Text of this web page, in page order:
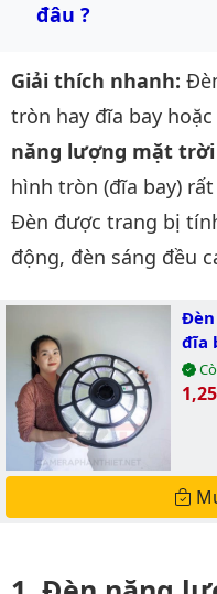
đâu ?
Giải thích nhanh:
tròn hay đĩa bay
năng lượng mặt trời
hình tròn (đĩa bay)
Đèn được trang bị
động, đèn sáng đều
đĩa
Giá